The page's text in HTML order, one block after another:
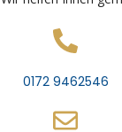
0172 9462546